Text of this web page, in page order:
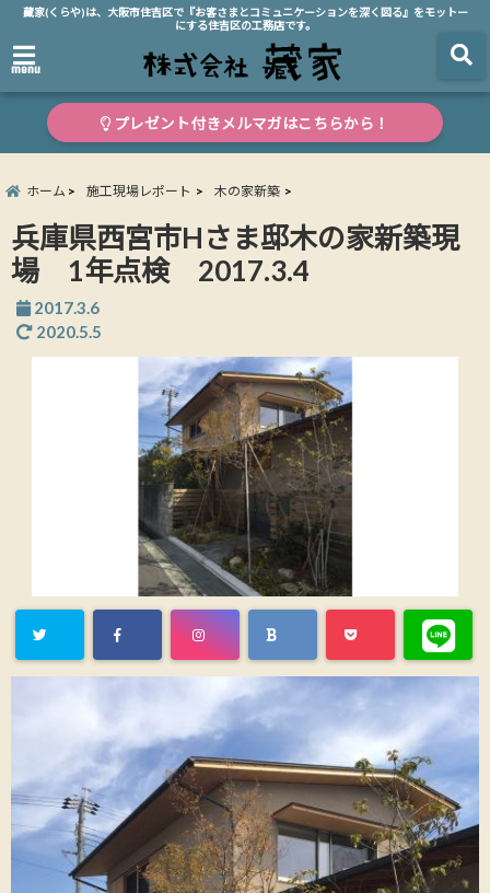
藏家(くらや)は、大阪市住吉区で『お客さまとコミュニケーションを深く図る』をモットー
にする住吉区の工務店です。
menu
プレゼント付きメルマガはこちらから！
ホーム 施工現場レポート 木の家新築
兵庫県西宮市Hさま邸木の家新築現
場 1年点検 2017.3.4
2017.3.6
2020.5.5